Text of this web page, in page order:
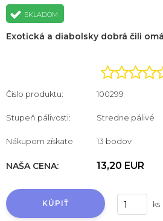
SKLADOM
Exotická a diabolsky dobrá čili
Číslo produktu: 100299
Stupeň pálivosti: Stredne pálivé
Nákupom získate 13 bodov
NAŠA CENA: 13,20 EUR
ks
KÚPIŤ